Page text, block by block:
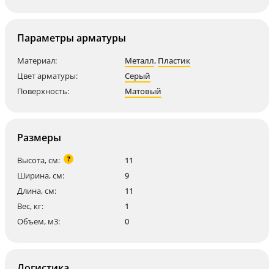
Параметры арматуры
Материал: Металл, Пластик
Цвет арматуры:
Серый
Поверхность:
Матовый
Размеры
Высота, см: ?
11
Ширина, см:
9
Длина, см:
11
Вес, кг:
1
Объем, м3:
0